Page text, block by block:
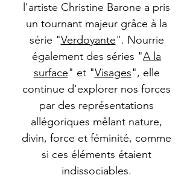
l'artiste Christine Barone a pris
un tournant majeur grâce à la
série "Verdoyante". Nourrie
également des séries "A la
surface" et "Visages", elle
continue d'explorer nos forces
par des représentations
allégoriques mêlant nature,
divin, force et féminité, comme
si ces éléments étaient
indissociables.